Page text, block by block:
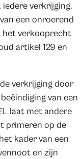
verkrijging,
een onroerend
het verkooprecht
artikel 129 en
verkrijging door
van een
laat met andere
primeren op de
kader van een
en zijn